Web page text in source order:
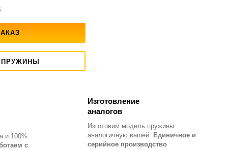
ПРУЖИНЫ
и 100%
с
Изготовление
аналогов
Изготовим модель пружины
аналогичную вашей. Единичное и
серийное производство